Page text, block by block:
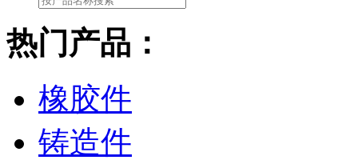
热门产品：
橡胶件
铸造件